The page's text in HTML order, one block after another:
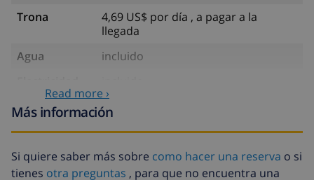
Trona
4,69 US$ por día , a pagar a la
llegada
Agua
incluido
Gas
incluido
Llegada
58,64 US$ , a pagar a la llegada
Cama extra
14,07 US$ por día , a pagar a la
Read more ›
Más información
Si quiere saber más sobre como hacer una reserva o si
tienes otra preguntas , para que no encuentra una